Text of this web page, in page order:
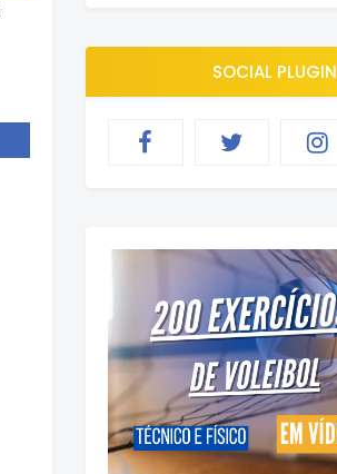
SOCIAL PLUGIN